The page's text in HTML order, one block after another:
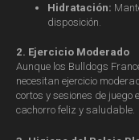
Hidratación:
disposición.
2. Ejercicio Moderado
Aunque los Bulldogs
necesitan ejercicio
cortos y sesiones de
cachorro feliz y saludable.